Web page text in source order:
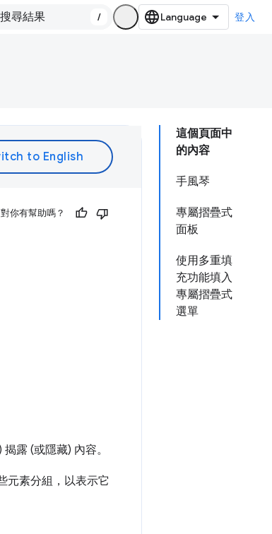
/ 登入
這個頁面中
的內容
手風琴
專屬摺疊式
面板
使用多重填
充功能填入
專屬摺疊式
選單
你有幫助嗎？
露 (或隱藏) 內容。
元素分組，以表示它